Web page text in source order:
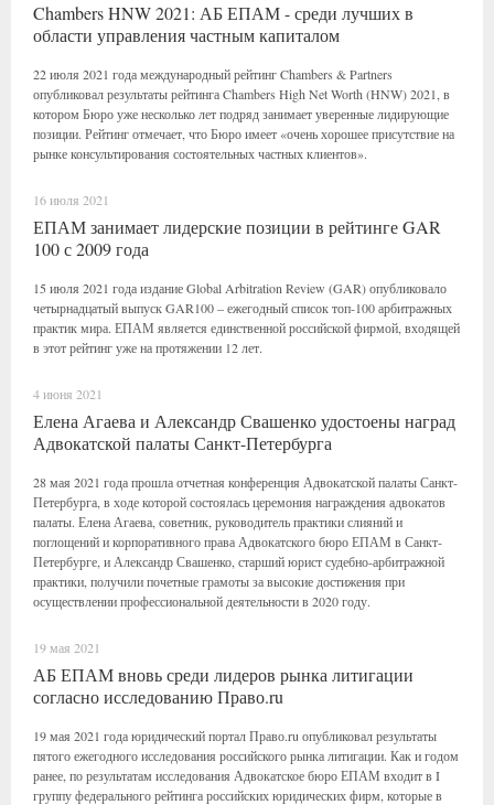
Chambers HNW 2021: АБ ЕПАМ - среди лучших в
области управления частным капиталом
22 июля 2021 года международный рейтинг Chambers & Partners
опубликовал результаты рейтинга Chambers High Net Worth (HNW) 2021, в
котором Бюро уже несколько лет подряд занимает уверенные лидирующие
позиции. Рейтинг отмечает, что Бюро имеет «очень хорошее присутствие на
рынке консультирования состоятельных частных клиентов».
16 июля 2021
ЕПАМ занимает лидерские позиции в рейтинге GAR
100 с 2009 года
15 июля 2021 года издание Global Arbitration Review (GAR) опубликовало
четырнадцатый выпуск GAR100 – ежегодный список топ-100 арбитражных
практик мира. ЕПАМ является единственной российской фирмой, входящей
в этот рейтинг уже на протяжении 12 лет.
4 июня 2021
Елена Агаева и Александр Свашенко удостоены наград
Адвокатской палаты Санкт-Петербурга
28 мая 2021 года прошла отчетная конференция Адвокатской палаты Санкт-
Петербурга, в ходе которой состоялась церемония награждения адвокатов
палаты. Елена Агаева, советник, руководитель практики слияний и
поглощений и корпоративного права Адвокатского бюро ЕПАМ в Санкт-
Петербурге, и Александр Свашенко, старший юрист судебно-арбитражной
практики, получили почетные грамоты за высокие достижения при
осуществлении профессиональной деятельности в 2020 году.
19 мая 2021
АБ ЕПАМ вновь среди лидеров рынка литигации
согласно исследованию Право.ru
19 мая 2021 года юридический портал Право.ru опубликовал результаты
пятого ежегодного исследования российского рынка литигации. Как и годом
ранее, по результатам исследования Адвокатское бюро ЕПАМ входит в I
группу федерального рейтинга российских юридических фирм, которые в